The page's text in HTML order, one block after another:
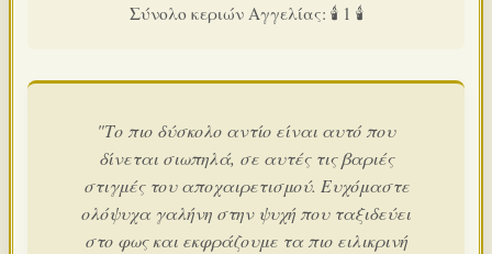
Σύνολο κεριών Αγγελίας: 🕯️ 1 🕯️
"Το πιο δύσκολο αντίο είναι αυτό που
δίνεται σιωπηλά, σε αυτές τις βαριές
στιγμές του αποχαιρετισμού. Ευχόμαστε
ολόψυχα γαλήνη στην ψυχή που ταξιδεύει
στο φως και εκφράζουμε τα πιο ειλικρινή